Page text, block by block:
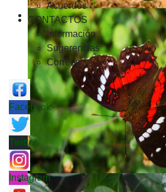
Acuerdos
CONTACTOS
Información
Sugerencias
Correos
Facebook
Twitter
Instagram